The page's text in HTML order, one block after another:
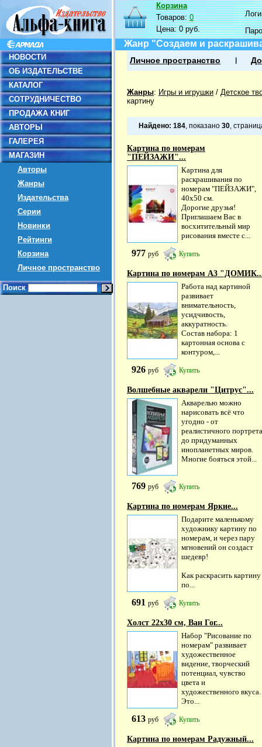
НОВОСТИ
ОБ ИЗДАТЕЛЬСТВЕ
КАТАЛОГ
СОТРУДНИЧЕСТВО
ПРОДАЖА КНИГ
АВТОРЫ
ГАЛЕРЕЯ
МАГАЗИН
Авторы
Жанры
Издательства
Серии
Новинки
Рейтинги
Корзина
Личное пространство
Поиск
Корзина
Товаров:0
Цена:0 руб.
Жанр "Создаем и
Личное пространство
Жанры: Игры и игрушки / Детское
картину
Найдено: 184, показано 30,
Картина по номерам
"ПЕЙЗАЖИ"...
Картина для
раскрашивания по
номерам "ПЕЙЗАЖИ",
40х50 см.
Дорогие друзья!
Приглашаем Вас в
восхитительный мир
рисования вместе с...
977 руб Купить
Картина по номерам А3
Работа над картиной
развивает
внимательность,
усидчивость,
аккуратность.
Состав набора: 1
картонная основа с
контуром,...
926 руб Купить
Волшебные акварели "Цитрус"...
Акварелью можно
нарисовать всё что
угодно - от
реалистичного портрета
до придуманных
инопланетных миров.
Многие бояться этой...
769 руб Купить
Картина по номерам Яркие...
Подарите маленькому
художнику картину по
номерам, и через пару
мгновений он создаст
шедевр!
Как раскрасить картину
по...
691 руб Купить
Холст 22х30 см, Ван Гог...
Набор "Рисование по
номерам" развивает
художественное
видение, творческий
потенциал, чувство
цвета и
художественного вкуса.
Это...
613 руб Купить
Картина по номерам Радужный...